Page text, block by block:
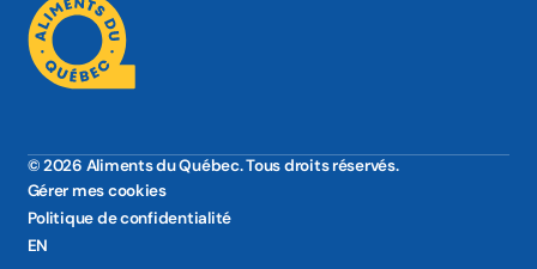
© 2026 Aliments du Québec. Tous droits réservés.
Gérer mes cookies
Politique de confidentialité
EN